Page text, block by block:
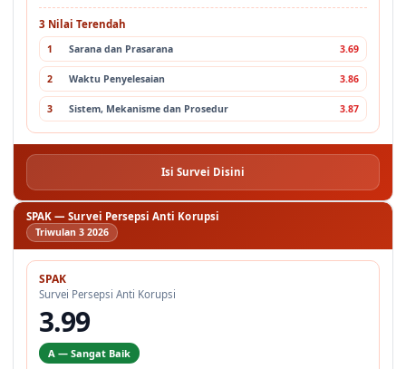
3 Nilai Terendah
1 Sarana dan Prasarana 3.69
2 Waktu Penyelesaian 3.86
3 Sistem, Mekanisme dan Prosedur 3.87
Isi Survei Disini
SPAK — Survei Persepsi Anti Korupsi
Triwulan 3 2026
SPAK
Survei Persepsi Anti Korupsi
3.99
A — Sangat Baik